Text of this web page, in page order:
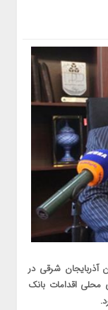
شرقی در
اقدامات بانک